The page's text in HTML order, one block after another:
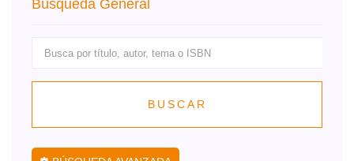
Búsqueda General
BUSCAR